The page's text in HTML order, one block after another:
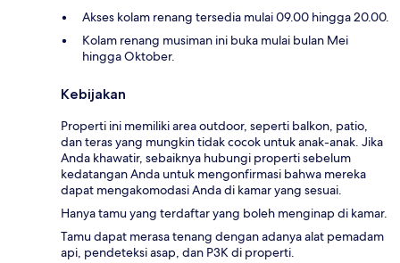
Akses kolam renang tersedia mulai 09.00 hingga 20.00.
Kolam renang musiman ini buka mulai bulan Mei
hingga Oktober.
Kebijakan
Properti ini memiliki area outdoor, seperti balkon, patio,
dan teras yang mungkin tidak cocok untuk anak-anak. Jika
Anda khawatir, sebaiknya hubungi properti sebelum
kedatangan Anda untuk mengonfirmasi bahwa mereka
dapat mengakomodasi Anda di kamar yang sesuai.
Hanya tamu yang terdaftar yang boleh menginap di kamar.
Tamu dapat merasa tenang dengan adanya alat pemadam
api, pendeteksi asap, dan P3K di properti.